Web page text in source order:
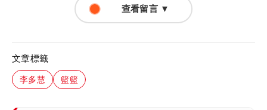
查看留言 ▼
文章標籤
李多慧 籃籃